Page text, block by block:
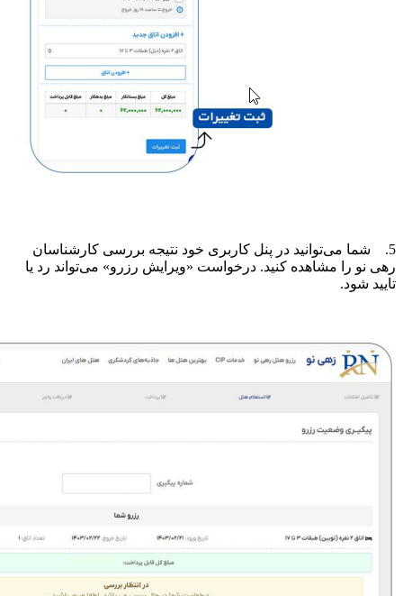
5. شما می‌توانید در پنل کاربری خود نتیجه بررسی کارشناسان
رهی نو را مشاهده کنید. درخواست «ویرایش رزرو» می‌تواند رد یا
تایید شود.